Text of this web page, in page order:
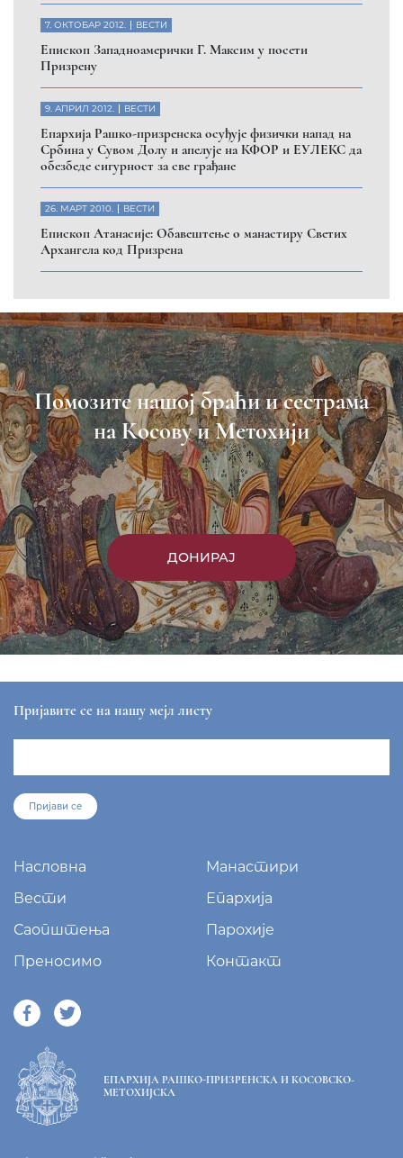
7. ОКТОБАР 2012. ВЕСТИ
Eпископ Западноамерички Г. Максим у посети
Призрену
9. АПРИЛ 2012. ВЕСТИ
Eпархија Рашко-призренска осуђује физички напад на
Србина у Сувом Долу и апелује на КФОР и ЕУЛЕКС да
обезбеде сигурност за све грађане
26. МАРТ 2010. ВЕСТИ
Eпископ Атанасије: Обавештење о манастиру Светих
Архангела код Призрена
Помозите нашој браћи и сестрама
на Косову и Метохији
ДОНИРАЈ
Пријавите се на нашу мејл листу
Пријави се
Насловна
Манастири
Вести
Епархија
Саопштења
Парохије
Преносимо
Контакт
ЕПАРХИЈА РАШКО-ПРИЗРЕНСКА И КОСОВСКО-
МЕТОХИЈСКА